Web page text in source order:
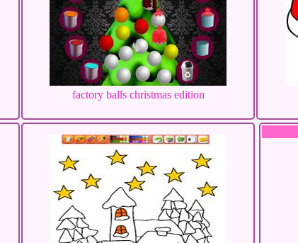
factory balls christmas edition